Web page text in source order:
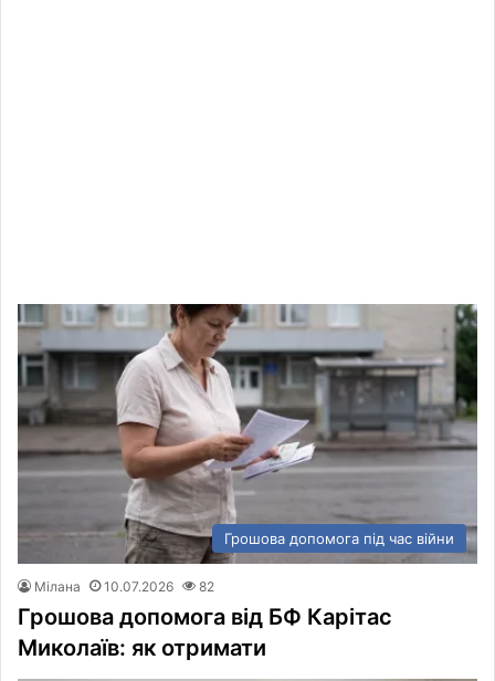
Грошова допомога під час війни
Мілана 10.07.2026 82
Грошова допомога від БФ Карітас
Миколаїв: як отримати